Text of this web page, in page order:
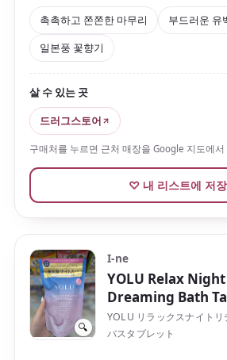
도 매력입니다.
물의 감촉은 매끄럽고 목욕 후에는 피
쫀 합니다. 건조와 푸석함이 신경 쓰이
온천 미네랄을 함유한 의약외품이라
등에도 좋은 제품입니다. 집에서도 온
있습니다.
한 포씩 집기 쉬운 가성비에 가볍고,
다운 테마도 있어 뿌리는 기념품으로
이킹소다나 소금 등 시리즈가 풍부해
고르는 재미도 있습니다.
촉촉하고 쫀쫀한 마무리
부드러운 유
일본풍 꽃향기
살 수 있는 곳
드러그스토어
구매처를 누르면 근처 매장을 Google 지도에
♡ 내 리스트에 저장
🔍
I-ne
YOLU Relax
Dreaming Bath
YOLU リラックスナイト
バスタブレット